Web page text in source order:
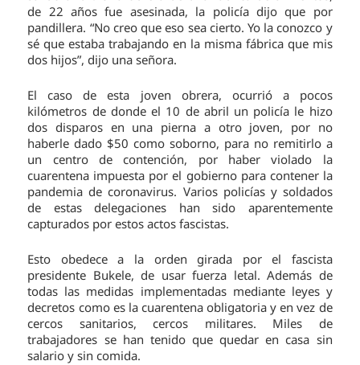
de 22 años fue asesinada, la policía dijo que por
pandillera. “No creo que eso sea cierto. Yo la conozco y
sé que estaba trabajando en la misma fábrica que mis
dos hijos”, dijo una señora.
El caso de esta joven obrera, ocurrió a pocos
kilómetros de donde el 10 de abril un policía le hizo
dos disparos en una pierna a otro joven, por no
haberle dado $50 como soborno, para no remitirlo a
un centro de contención, por haber violado la
cuarentena impuesta por el gobierno para contener la
pandemia de coronavirus. Varios policías y soldados
de estas delegaciones han sido aparentemente
capturados por estos actos fascistas.
Esto obedece a la orden girada por el fascista
presidente Bukele, de usar fuerza letal. Además de
todas las medidas implementadas mediante leyes y
decretos como es la cuarentena obligatoria y en vez de
cercos sanitarios, cercos militares. Miles de
trabajadores se han tenido que quedar en casa sin
salario y sin comida.